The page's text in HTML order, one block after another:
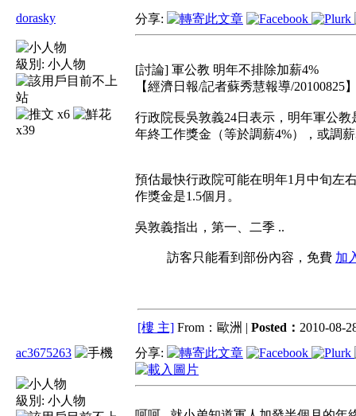
dorasky
級別: 小人物
x6
x39
分享:
[討論] 軍公教 明年不排除加薪4%
【經濟日報/記者蘇秀慧報導/20100825
行政院長吳敦義24日表示，明年軍公
年終工作獎金（等於調薪4%），或調
預估最快行政院可能在明年1月中旬左
作獎金是1.5個月。
吳敦義指出，第一、二季 ..
訪客只能看到部份內容，免費 加
[樓 主] From：歐洲 | Posted： 2010-08-
ac3675263
級別: 小人物
分享: